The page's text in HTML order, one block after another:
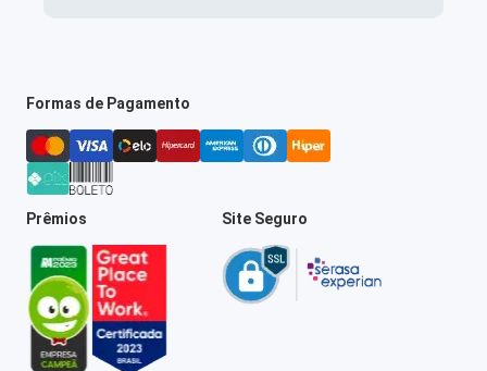
Formas de Pagamento
Prêmios Site Seguro